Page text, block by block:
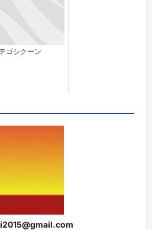
テゴシクーン